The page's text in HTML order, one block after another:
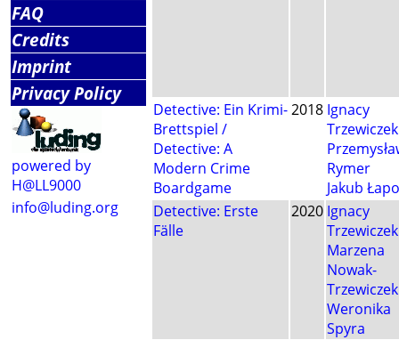
FAQ
Credits
Imprint
Privacy Policy
powered by
H@LL9000
info@luding.org
Detective: Ein Krimi-
Brettspiel /
Detective: A
Modern Crime
Boardgame
2018 Ignacy
Trzewiczek
Rymer
Jakub
Detective: Erste
Fälle
2020 Ignacy
Trzewiczek
Marzena
Nowak-
Trzewiczek
Weronika
Spyra